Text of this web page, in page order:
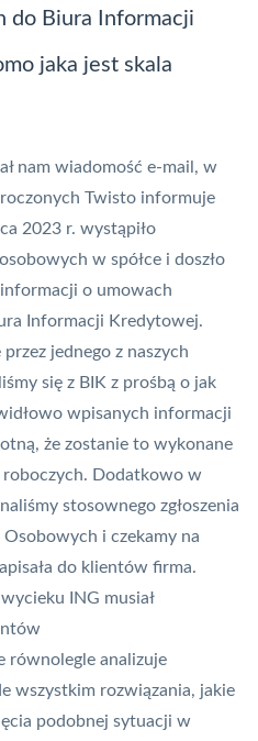
do Biura Informacji
jaka jest skala
nam wiadomość e-mail, w
Twisto informuje
2023 r. wystąpiło
w spółce i doszło
o umowach
Informacji Kredytowej.
jednego z naszych
się z BIK z prośbą o jak
wpisanych informacji
że zostanie to wykonane
Dodatkowo w
stosownego zgłoszenia
i czekamy na
do klientów firma.
ING musiał
równolegle analizuje
wszystkim rozwiązania, jakie
podobnej sytuacji w